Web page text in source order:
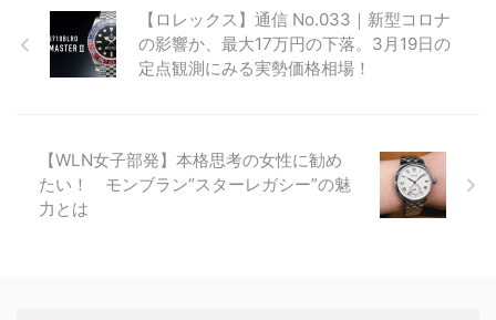
【ロレックス】通信 No.033｜新型コロナ
の影響か、最大17万円の下落。3月19日の
定点観測にみる実勢価格相場！
【WLN女子部発】本格思考の女性に勧め
たい！ モンブラン“スターレガシー”の魅
力とは